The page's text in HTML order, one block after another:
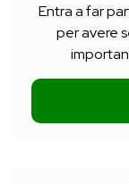
Entra a far
per avere